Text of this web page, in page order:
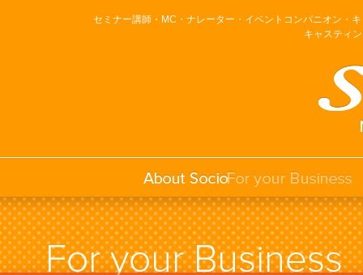
セミナー講師・MC・ナレーター・イベントコンパニオン・
キャスティ